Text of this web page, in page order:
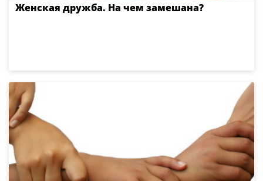
Женская дружба. На чем замешана?